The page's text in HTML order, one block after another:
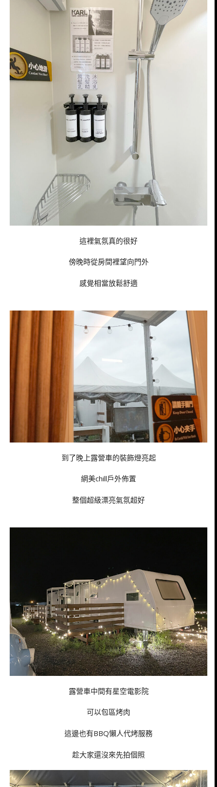
這裡氣氛真的很好
傍晚時從房間裡望向門外
感覺相當放鬆舒適
到了晚上露營車的裝飾燈亮起
網美chill戶外佈置
整個超級漂亮氣氛超好
露營車中間有星空電影院
可以包區烤肉
這邊也有BBQ懶人代烤服務
趁大家還沒來先拍個照